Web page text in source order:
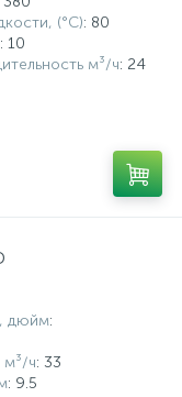
(°С): 80
: 10
м³/ч: 24
дюйм:
м³/ч: 33
: 9.5